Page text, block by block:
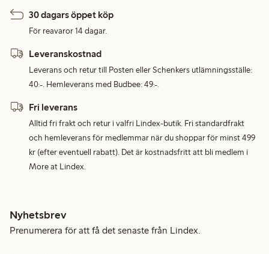
30 dagars öppet köp
För reavaror 14 dagar.
Leveranskostnad
Leverans och retur till Posten eller Schenkers utlämningsställe:
40:-. Hemleverans med Budbee: 49:-.
Fri leverans
Alltid fri frakt och retur i valfri Lindex-butik. Fri standardfrakt
och hemleverans för medlemmar när du shoppar för minst 499
kr (efter eventuell rabatt). Det är kostnadsfritt att bli medlem i
More at Lindex.
Nyhetsbrev
Prenumerera för att få det senaste från Lindex.